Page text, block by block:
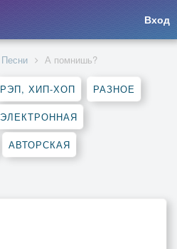
Вход
Песни А помнишь?
РЭП, ХИП-ХОП РАЗНОЕ
ЭЛЕКТРОННАЯ
АВТОРСКАЯ